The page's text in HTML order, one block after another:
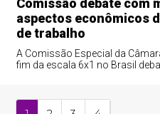
Comissão debate com
aspectos econômicos
de trabalho
A Comissão Especial da
fim da escala 6x1 no Brasil